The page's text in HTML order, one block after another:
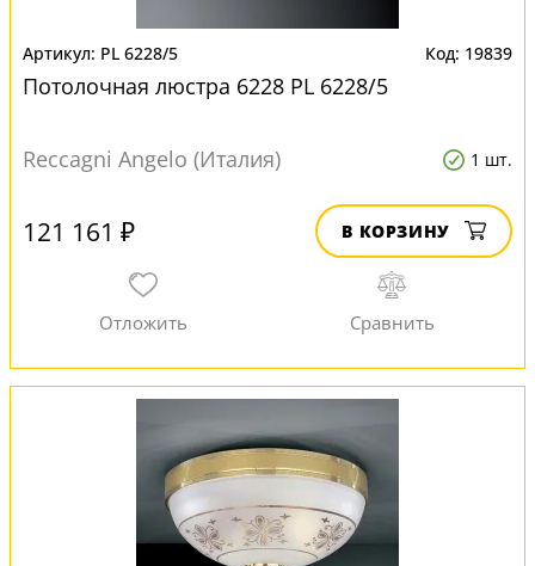
PL 6228/5 19839
Потолочная люстра 6228 PL 6228/5
Reccagni Angelo (Италия) 1 шт.
121 161 ₽ В КОРЗИНУ